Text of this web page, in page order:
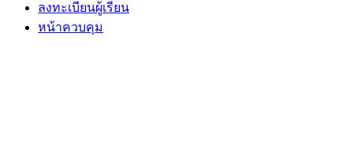
ลงทะเบียนผู้เรียน
หน้าควบคุม